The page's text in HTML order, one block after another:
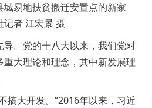
易地扶贫搬迁安置点的新家
记者 江宏景 摄
。党的十八大以来，我们党对
大理论和理念，其中新发展理
大开发。”2016年以来，习近